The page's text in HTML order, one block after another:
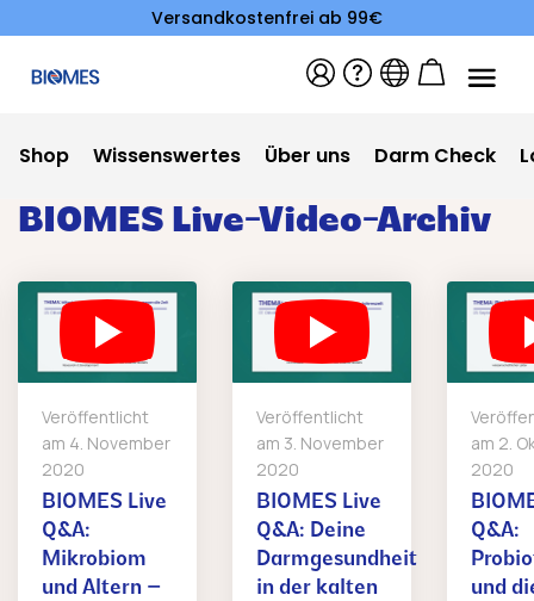
Versandkostenfrei ab 99€
Shop Wissenswertes Über uns Darm Check
BIOMES Live-Video-Archiv
Veröffentlicht
am 4. November
2020
BIOMES Live
Q&A:
Mikrobiom
und Altern –
Veröffentlicht
am 3. November
2020
BIOMES Live
Q&A: Deine
Darmgesundheit
in der kalten
am 2.
2020
Q&A:
und